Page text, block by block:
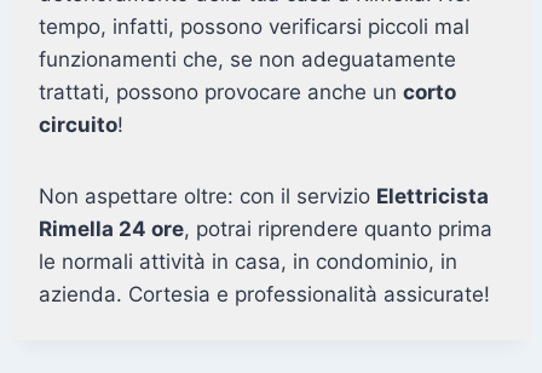
tempo, infatti, possono verificarsi piccoli mal
funzionamenti che, se non adeguatamente
trattati, possono provocare anche un corto
circuito!
Non aspettare oltre: con il servizio Elettricista
Rimella 24 ore, potrai riprendere quanto prima
le normali attività in casa, in condominio, in
azienda. Cortesia e professionalità assicurate!